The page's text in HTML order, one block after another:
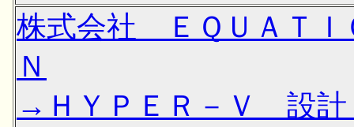
株式会社 ＥＱＵＡＴＩ
Ｎ
→ＨＹＰＥＲ－Ｖ 設計